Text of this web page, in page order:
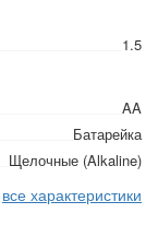
1.5
AA
Батарейка
Щелочные (Alkaline)
все характеристики